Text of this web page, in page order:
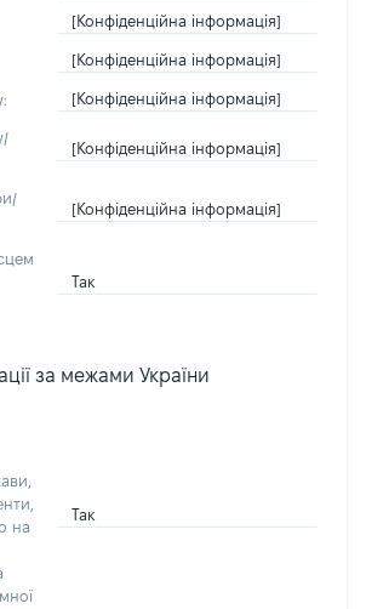
[Конфіденційна інформація]
[Конфіденційна інформація]
[Конфіденційна інформація]
[Конфіденційна інформація]
[Конфіденційна інформація]
Так
за межами України
на
Так